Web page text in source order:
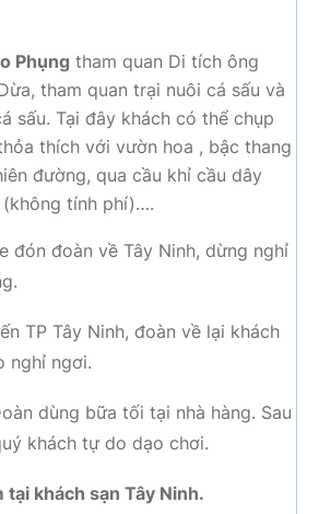
Phụng tham quan Di tích ông
tham quan trại nuôi cá sấu và
sấu. Tại đây khách có thể chụp
thích với vườn hoa , bậc thang
đường, qua cầu khỉ cầu dây
tính phí)….
đón đoàn về Tây Ninh, dừng nghỉ
TP Tây Ninh, đoàn về lại khách
nghỉ ngơi.
dùng bữa tối tại nhà hàng. Sau
khách tự do dạo chơi.
tại khách sạn Tây Ninh.